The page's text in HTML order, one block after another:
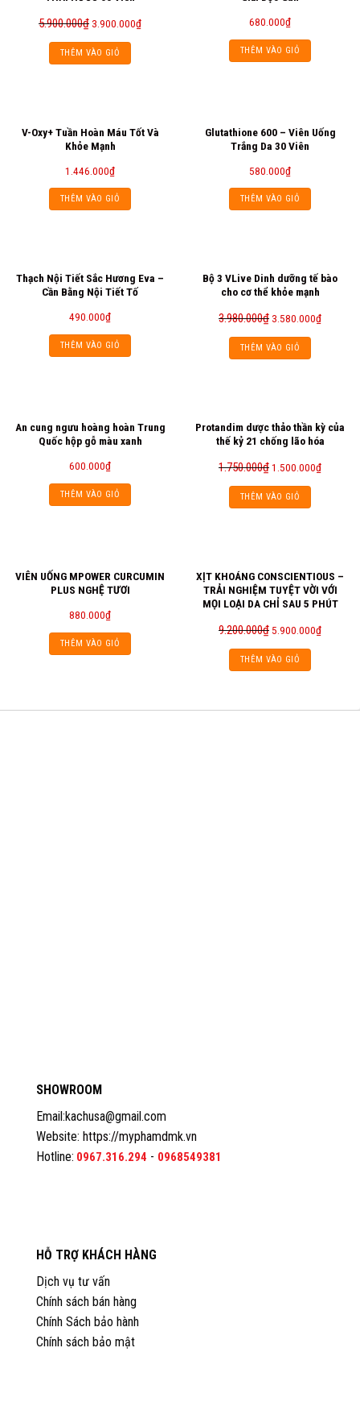
5.900.000₫ 3.900.000₫
THÊM VÀO GIỎ
680.000₫
THÊM VÀO GIỎ
V-Oxy+ Tuần Hoàn Máu Tốt Và
Khỏe Mạnh
1.446.000₫
THÊM VÀO GIỎ
Glutathione 600 – Viên Uống
Trắng Da 30 Viên
580.000₫
THÊM VÀO GIỎ
Thạch Nội Tiết Sắc Hương Eva –
Cần Bằng Nội Tiết Tố
490.000₫
THÊM VÀO GIỎ
Bộ 3 VLive Dinh dưỡng tế bào
cho cơ thể khỏe mạnh
3.980.000₫ 3.580.000₫
THÊM VÀO GIỎ
An cung ngưu hoàng hoàn Trung
Quốc hộp gỗ màu xanh
600.000₫
THÊM VÀO GIỎ
Protandim dược thảo thần kỳ của
thế kỷ 21 chống lão hóa
1.750.000₫1.500.000₫
THÊM VÀO GIỎ
VIÊN UỐNG MPOWER CURCUMIN
PLUS NGHỆ TƯƠI
880.000₫
THÊM VÀO GIỎ
XỊT KHOÁNG CONSCIENTIOUS –
TRẢI NGHIỆM TUYỆT VỜI VỚI
MỌI LOẠI DA CHỈ SAU 5 PHÚT
9.200.000₫ 5.900.000₫
THÊM VÀO GIỎ
SHOWROOM
Email:kachusa@gmail.com
Website: https://myphamdmk.vn
Hotline: 0967.316.294 - 0968549381
HỖ TRỢ KHÁCH HÀNG
Dịch vụ tư vấn
Chính sách bán hàng
Chính Sách bảo hành
Chính sách bảo mật